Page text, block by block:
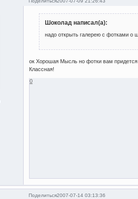
Шоколад написал(а):
надо открыть галерею с фотками о
ок Хорошая Мысль но фотки вам
Классная!
0
Поделиться2007-07-14 03:13:36